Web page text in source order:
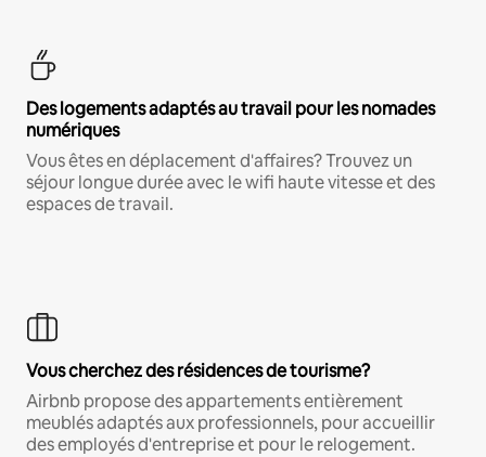
Des logements adaptés au travail pour les nomades
numériques
Vous êtes en déplacement d'affaires? Trouvez un
séjour longue durée avec le wifi haute vitesse et des
espaces de travail.
Vous cherchez des résidences de tourisme?
Airbnb propose des appartements entièrement
meublés adaptés aux professionnels, pour accueillir
des employés d'entreprise et pour le relogement.